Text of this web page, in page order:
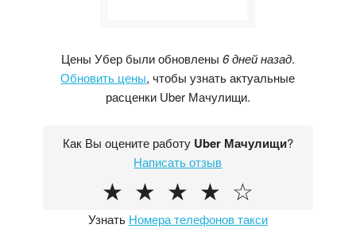
Цены Убер были обновлены 6 дней назад.
Обновить цены, чтобы узнать актуальные
расценки Uber Мачулищи.
Как Вы оцените работу Uber Мачулищи?
Написать отзыв
☆
★
★
★
★
Узнать Номера телефонов такси